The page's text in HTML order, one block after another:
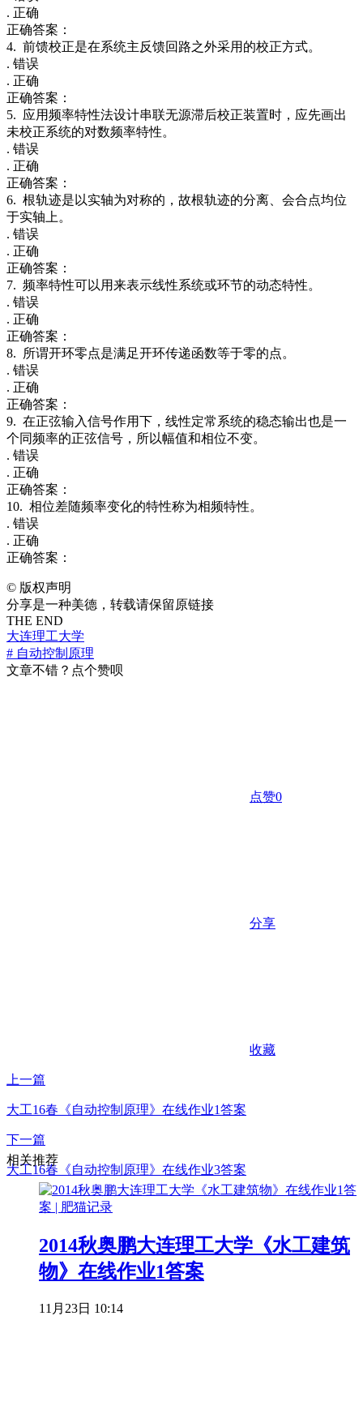
. 正确
正确答案：
4. 前馈校正是在系统主反馈回路之外采用的校正方式。
. 错误
. 正确
正确答案：
5. 应用频率特性法设计串联无源滞后校正装置时，应先画出
未校正系统的对数频率特性。
. 错误
. 正确
正确答案：
6. 根轨迹是以实轴为对称的，故根轨迹的分离、会合点均位
于实轴上。
. 错误
. 正确
正确答案：
7. 频率特性可以用来表示线性系统或环节的动态特性。
. 错误
. 正确
正确答案：
8. 所谓开环零点是满足开环传递函数等于零的点。
. 错误
. 正确
正确答案：
9. 在正弦输入信号作用下，线性定常系统的稳态输出也是一
个同频率的正弦信号，所以幅值和相位不变。
. 错误
. 正确
正确答案：
10. 相位差随频率变化的特性称为相频特性。
. 错误
. 正确
正确答案：
© 版权声明
分享是一种美德，转载请保留原链接
THE END
大连理工大学
# 自动控制原理
文章不错？点个赞呗
点赞0
分享
收藏
上一篇
大工16春《自动控制原理》在线作业1答案
下一篇
大工16春《自动控制原理》在线作业3答案
相关推荐
2014秋奥鹏大连理工大学《水工建筑
物》在线作业1答案
11月23日 10:14